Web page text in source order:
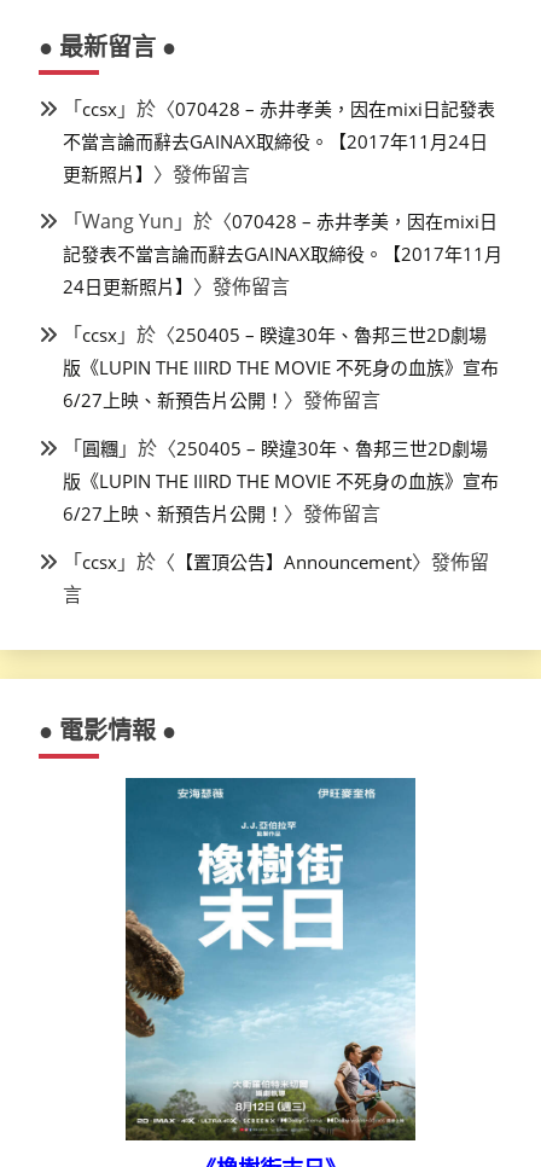
● 最新留言 ●
「ccsx 」於〈070428 – 赤井孝美，因在mixi日記發表
不當言論而辭去GAINAX取締役。【2017年11月24日
更新照片】 〉發佈留言
「Wang Yun 」於〈070428 – 赤井孝美，因在mixi日
記發表不當言論而辭去GAINAX取締役。【2017年11月
24日更新照片】 〉發佈留言
「ccsx 」於〈250405 – 睽違30年、魯邦三世2D劇場
版《LUPIN THE IIIRD THE MOVIE 不死身の血族》宣布
6/27上映、新預告片公開！ 〉發佈留言
「圓糰 」於〈250405 – 睽違30年、魯邦三世2D劇場
版《LUPIN THE IIIRD THE MOVIE 不死身の血族》宣布
6/27上映、新預告片公開！ 〉發佈留言
「ccsx 」於〈 【置頂公告】Announcement〉發佈留
言
● 電影情報 ●